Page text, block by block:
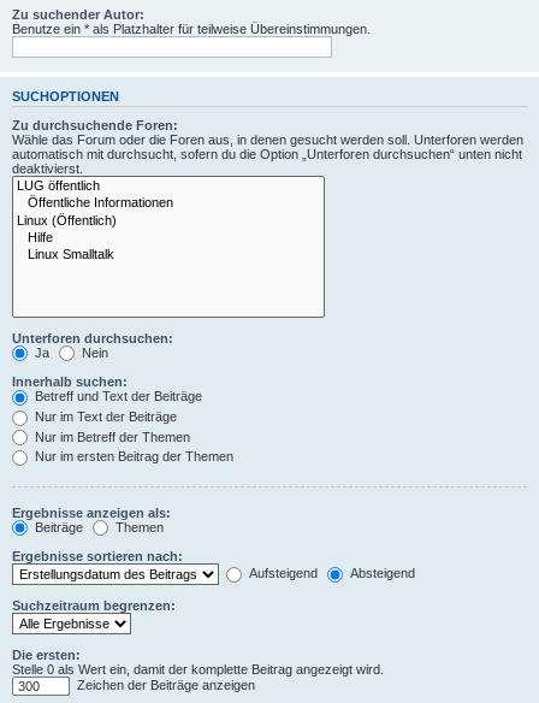
Zu suchender Autor:
Benutze ein * als Platzhalter für teilweise Übereinstimmungen.
SUCHOPTIONEN
Zu durchsuchende Foren:
Wähle das Forum oder die Foren aus, in denen gesucht werden soll. Unterforen werden
automatisch mit durchsucht, sofern du die Option „Unterforen durchsuchen“ unten nicht
deaktivierst.
Unterforen durchsuchen:
Ja
Nein
Innerhalb suchen:
Betreff und Text der Beiträge
Nur im Text der Beiträge
Nur im Betreff der Themen
Nur im ersten Beitrag der Themen
Ergebnisse anzeigen als:
Beiträge
Themen
Ergebnisse sortieren nach:
Aufsteigend
Absteigend
Suchzeitraum begrenzen:
Die ersten:
Stelle 0 als Wert ein, damit der komplette Beitrag angezeigt wird.
Zeichen der Beiträge anzeigen